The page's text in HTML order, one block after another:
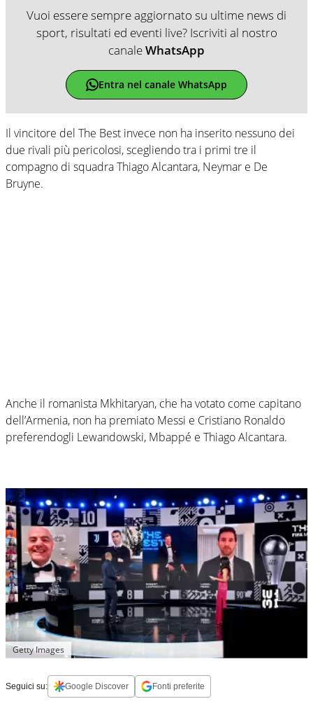
Vuoi essere sempre aggiornato su ultime news di
sport, risultati ed eventi live? Iscriviti al nostro
canaleWhatsApp
Entra nel canale WhatsApp
Il vincitore del The Best invece non ha inserito nessuno dei
due rivali più pericolosi, scegliendo tra i primi tre il
compagno di squadra Thiago Alcantara, Neymar e De
Bruyne.
Anche il romanista Mkhitaryan, che ha votato come capitano
dell’Armenia, non ha premiato Messi e Cristiano Ronaldo
preferendogli Lewandowski, Mbappé e Thiago Alcantara.
Getty Images
Seguici su: Google Discover Fonti preferite